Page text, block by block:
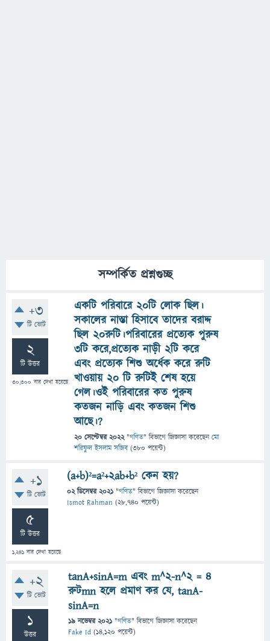
সম্পর্কিত প্রশ্নগুচ্ছ
+3
টি ভোট
2
টি উত্তর
30,300 বার দেখা হয়েছে
একটি পরিবারে 20টি লোক ছিল।
সকালের নাস্তা হিসাবে তাদের বরাদ্দ
ছিল 20রুটি।পরিবারের প্রত‍্যেক পুরুষ
3টি করে,প্রত‍্যেক নাড়ী 2টি করে
এবং প্রত‍্যেক শিশু অর্ধেক করে রুটি
খাওয়ায় 20 টি রুটিই শেষ হয়ে
গেল।ওই পরিবারের কত পুরুষ
কতজন নাড়ি এবং কতজন শিশু
আছে।?
20 সেপ্টেম্বর 2022 "গণিত" বিভাগে জিজ্ঞাসাকরেছেনমো
শরিফুল ইসলাম সজিব (380 পয়েন্ট)
+1
টি ভোট
5
টি উত্তর
1,241 বার দেখা হয়েছে
(a+b)²=a²+2ab+b² কেন হয়?
02 ডিসেম্বর 2021 "গণিত" বিভাগে জিজ্ঞাসাকরেছেন
Ismot Rahman (28,740 পয়েন্ট)
+2
টি ভোট
1
উত্তর
tanA+sinA=m এবং m^2-n^2 = 4
রুটmn হলে প্রমাণ কর যে, tanA-
sinA=n
19 নভেম্বর 2021 "গণিত" বিভাগে জিজ্ঞাসাকরেছেন
Fake Id (14,120 পয়েন্ট)